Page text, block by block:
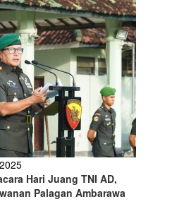
Hari Juang TNI AD,
Palagan Ambarawa